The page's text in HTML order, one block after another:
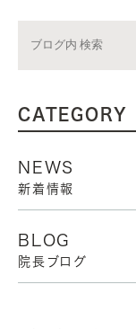
CATEGORY
NEWS
新着情報
BLOG
院長ブログ